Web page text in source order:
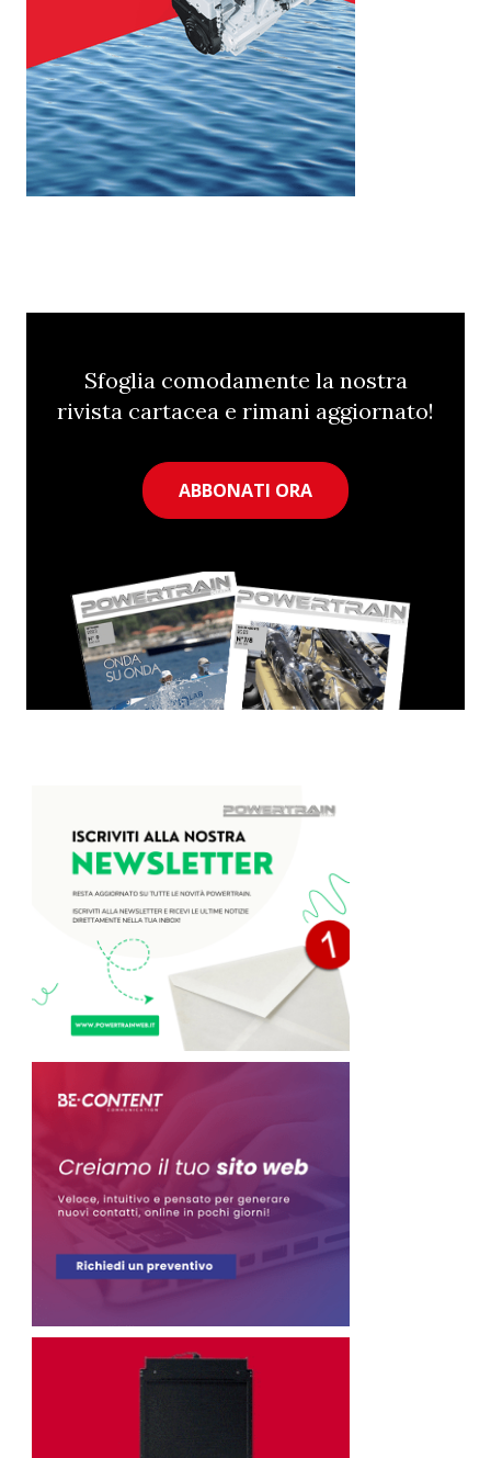
Sfoglia comodamente la nostra
rivista cartacea e rimani aggiornato!
ABBONATI ORA